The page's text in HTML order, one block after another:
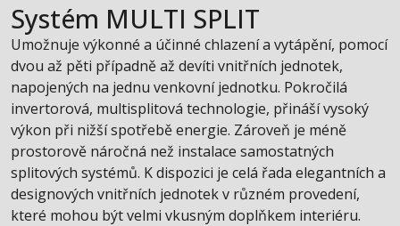
Systém MULTI SPLIT
Umožnuje výkonné a účinné chlazení a vytápění, pomocí
dvou až pěti případně až devíti vnitřních jednotek,
napojených na jednu venkovní jednotku. Pokročilá
invertorová, multisplitová technologie, přináší vysoký
výkon při nižší spotřebě energie. Zároveň je méně
prostorově náročná než instalace samostatných
splitových systémů. K dispozici je celá řada elegantních a
designových vnitřních jednotek v různém provedení,
které mohou být velmi vkusným doplňkem interiéru.